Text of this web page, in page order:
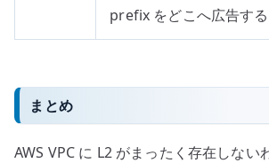
prefix をどこへ広告す
まとめ
AWS VPC に L2 がまったく存在しない